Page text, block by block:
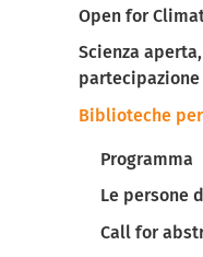
Open for
Scienza
partecipazione
Biblioteche
Programma
Le persone
Call for